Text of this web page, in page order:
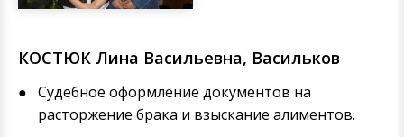
КОСТЮК Лина Васильевна, Васильков
Судебное оформление документов на
расторжение брака и взыскание алиментов.